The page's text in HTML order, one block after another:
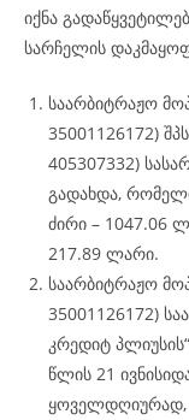
იქნა
სარჩელის
საარბიტრაჟო
35001126172)
405307332)
გადახდა,
ძირი – 1047.06
217.89 ლარი.
საარბიტრაჟო
35001126172)
კრედიტ
წლის 21
ყოველდღიურად,